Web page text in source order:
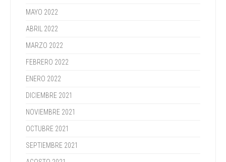
MAYO 2022
ABRIL 2022
MARZO 2022
FEBRERO 2022
ENERO 2022
DICIEMBRE 2021
NOVIEMBRE 2021
OCTUBRE 2021
SEPTIEMBRE 2021